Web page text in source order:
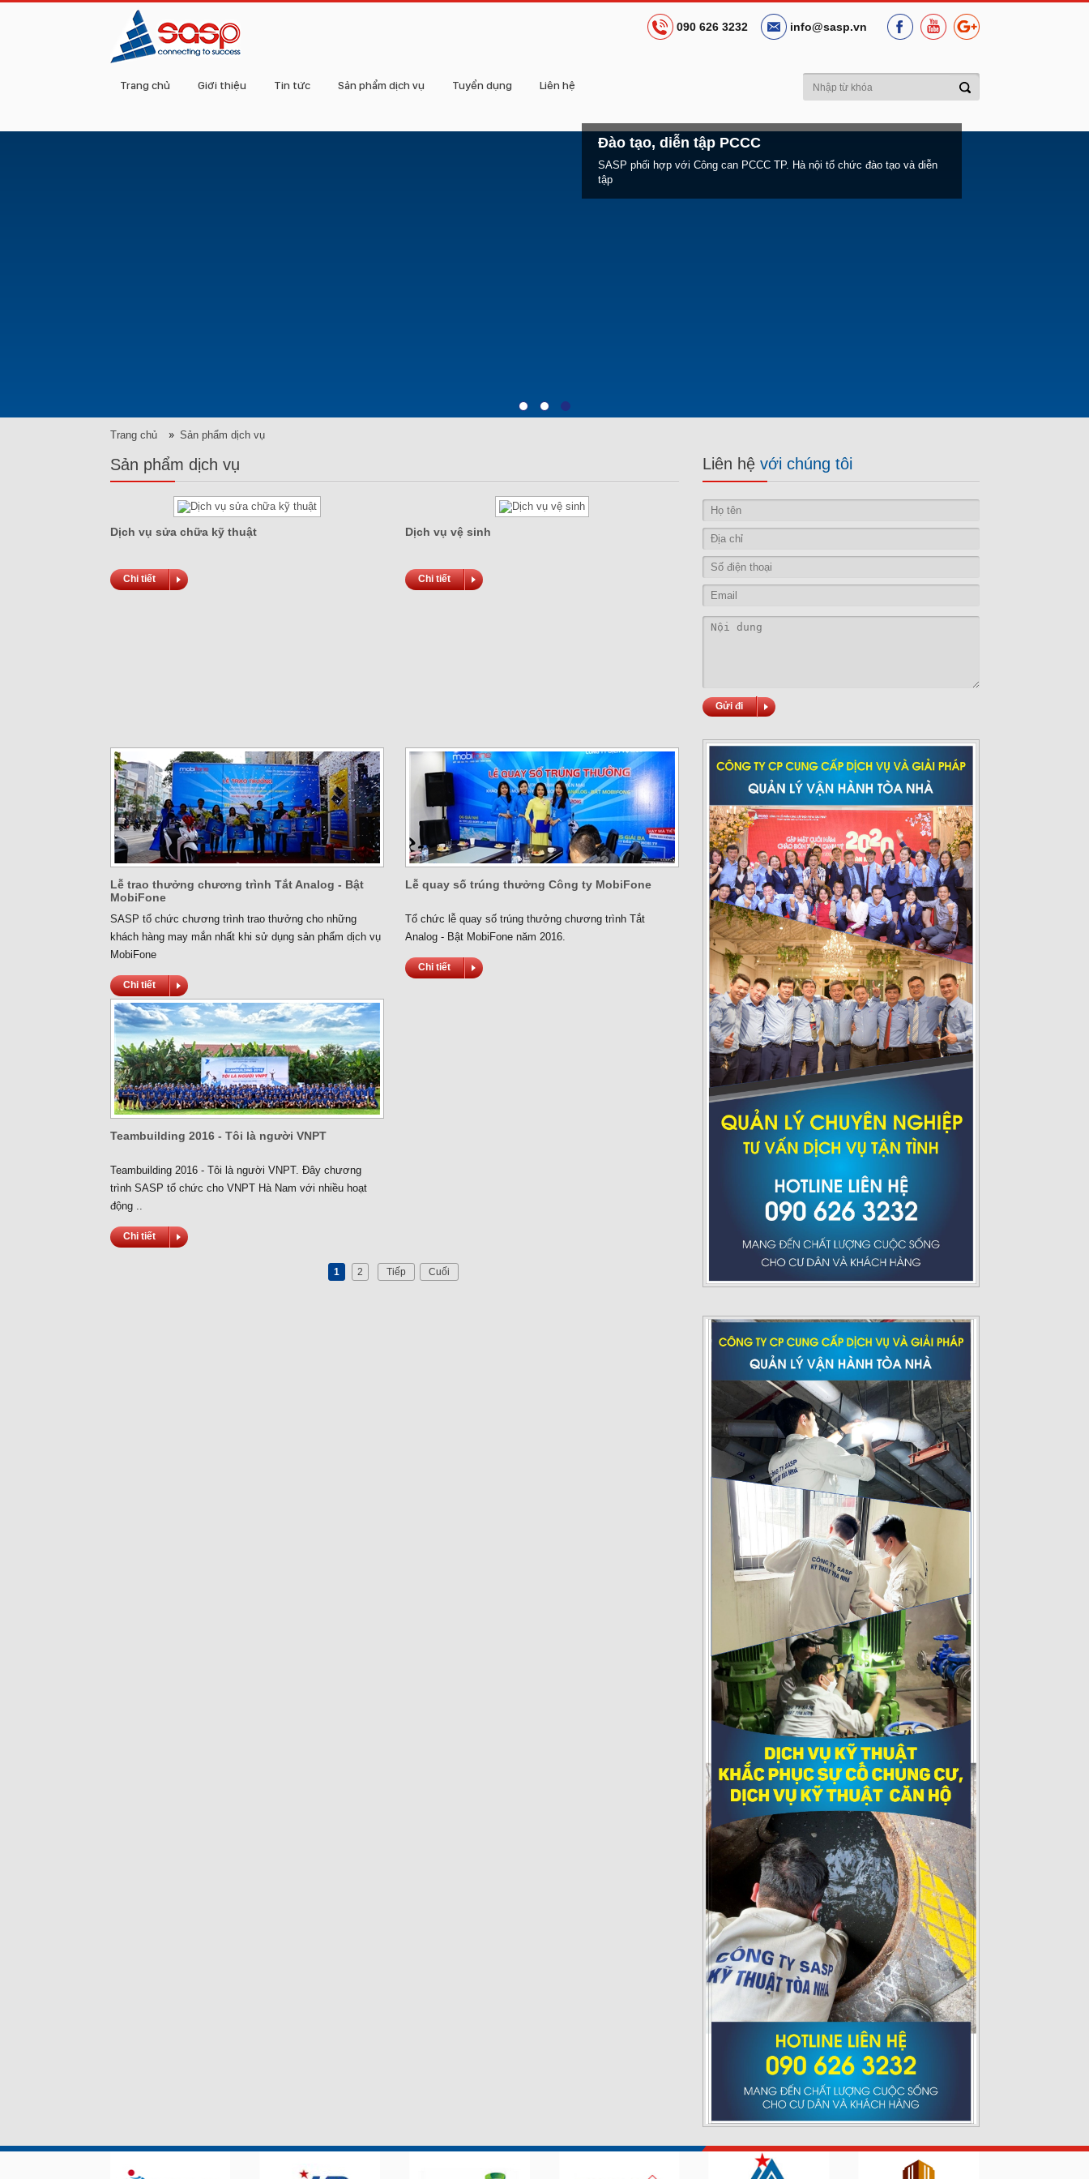
info@sasp.vn
090 626 3232
Trang chủ Giới thiệu Tin tức Sản phẩm dịch vụ Tuyển dụng Liên hệ
Đào tạo, diễn tập PCCC
SASP phối hợp với Công can PCCC TP. Hà nội tổ chức đào tạo và diễn
tập
Trang chủ Sản phẩm dịch vụ
Sản phẩm dịch vụ
Dịch vụ sửa chữa kỹ thuật
Chi tiết
Dịch vụ vệ sinh
Chi tiết
Lễ trao thưởng chương trình Tắt Analog - Bật
MobiFone
SASP tổ chức chương trình trao thưởng cho những
khách hàng may mắn nhất khi sử dụng sản phẩm dịch vụ
MobiFone
Chi tiết
Lễ quay số trúng thưởng Công ty MobiFone
Tổ chức lễ quay số trúng thưởng chương trình Tắt
Analog - Bật MobiFone năm 2016.
Chi tiết
Teambuilding 2016 - Tôi là người VNPT
Teambuilding 2016 - Tôi là người VNPT. Đây chương
trình SASP tổ chức cho VNPT Hà Nam với nhiều hoạt
động ..
Chi tiết
1 2 Tiếp Cuối
Liên hệ với chúng tôi
Gửi đi